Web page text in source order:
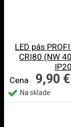
LED pás
CRI80 (NW
Cena
9,90 €
Na sklade